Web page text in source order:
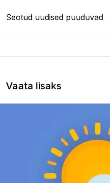
Seotud uudised puuduvad
Vaata lisaks